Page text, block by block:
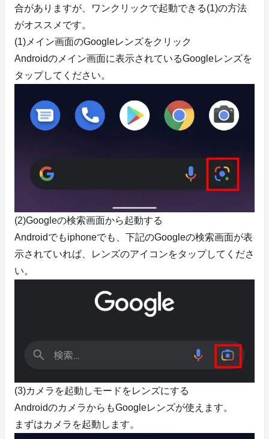
合がありますが、ワンクリックで起動できる(1)の方法
がオススメです。
(1)メイン画面のGoogleレンズをクリック
Androidのメイン画面に表示されているGoogleレンズを
タップしてください。
(2)Googleの検索画面から起動する
Androidでもiphoneでも、下記のGoogleの検索画面が表
示されていれば、レンズのアイコンをタップしてくださ
い。
(3)カメラを起動しモードをレンズにする
AndroidのカメラからもGoogleレンズが使えます。
まずはカメラを起動します。